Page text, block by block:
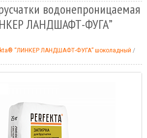
водонепроницаемая
ЛАНДШАФТ-ФУГА”
“ЛИНКЕР ЛАНДШАФТ-ФУГА” шоколадный